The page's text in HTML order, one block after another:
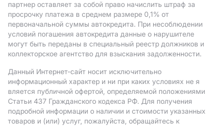
партнер оставляет за собой право начислить штраф за
просрочку платежа в среднем размере 0,1% от
первоначальной суммы автокредита. При несоблюдении
условий погашения автокредита данные о нарушителе
могут быть переданы в специальный реестр должников и
коллекторское агентство для взыскания задолженности.
Данный Интернет-сайт носит исключительно
информационный характер и ни при каких условиях не я
вляется публичной офертой, определяемой положениями
Статьи 437 Гражданского кодекса РФ. Для получения
подробной информации о наличии и стоимости указанных
товаров и (или) услуг, пожалуйста, обращайтесь к